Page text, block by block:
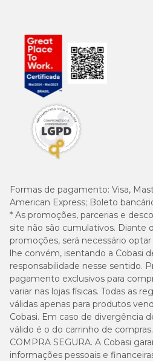
Formas de pagamento: Visa,
American Express; Boleto
* As promoções, parcerias e
site não são cumulativos. Diante
promoções, será necessário
lhe convém, isentando a Cobasi
responsabilidade nesse sentido.
pagamento exclusivos para
variar nas lojas físicas. Todas as
válidas apenas para produtos
Cobasi. Em caso de divergência
válido é o do carrinho de compras.
COMPRA SEGURA. A Cobasi
informações pessoais e